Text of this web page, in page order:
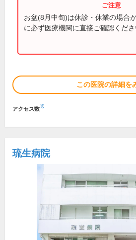
お盆(8月中旬)は休診・休業の場合
に必ず医療機関に直接ご確認くださ
この医院の詳細を
アクセス数※
琉生病院